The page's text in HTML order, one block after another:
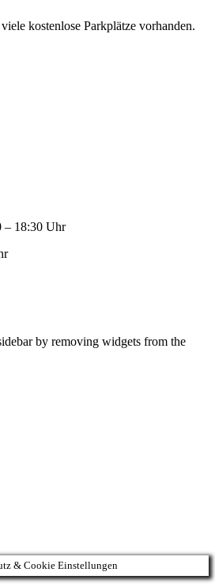
kostenlose Parkplätze vorhanden.
– 18:30 Uhr
by removing widgets from the
& Cookie Einstellungen